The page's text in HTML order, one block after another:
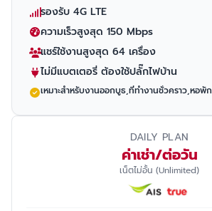
รองรับ 4G LTE
ความเร็วสูงสุด 150 Mbps
แชร์ใช้งานสูงสุด 64 เครื่อง
ไม่มีแบตเตอรี่ ต้องใช้ปลั๊กไฟบ้าน
เหมาะสำหรับงานออกบูธ,ที่ทำงานชั่วคราว,หอพัก
DAILY PLAN
ค่าเช่า/ต่อวัน
เน็ตไม่อั้น (Unlimited)